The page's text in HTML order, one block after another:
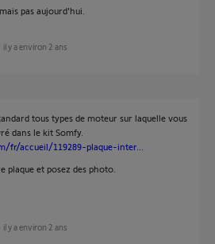
pas aujourd'hui.
il y a environ 2 ans
tous types de moteur sur laquelle vous
dans le kit Somfy.
fr/accueil/119289-plaque-inter...
plaque et posez des photo.
il y a environ 2 ans